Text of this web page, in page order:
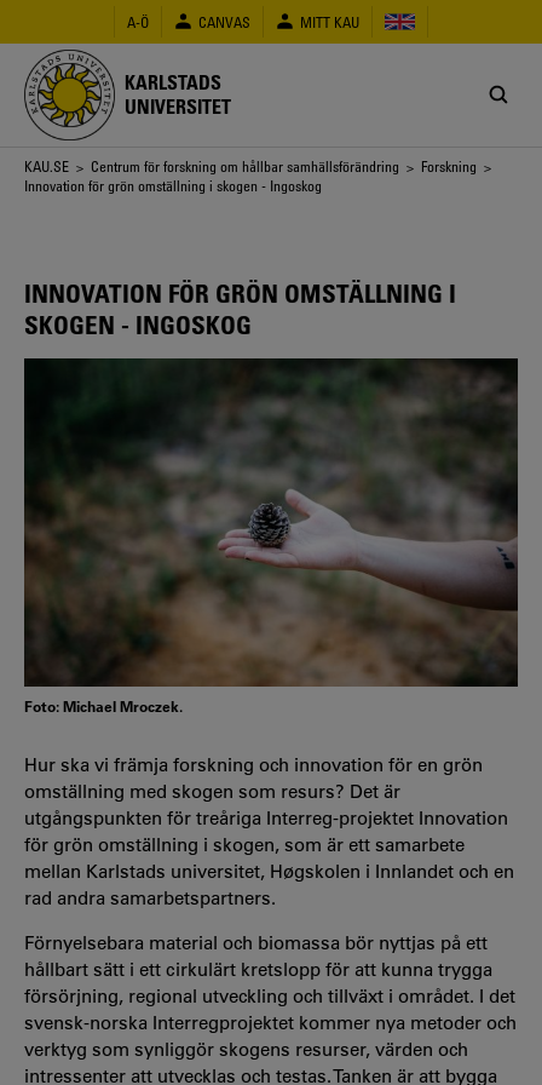
huvudinnehåll
A-Ö CANVAS MITT KAU
KARLSTADS
UNIVERSITET
Länkstig
KAU.SE > Centrum för forskning om hållbar samhällsförändring > Forskning >
Innovation för grön omställning i skogen - Ingoskog
INNOVATION FÖR GRÖN OMSTÄLLNING I
SKOGEN - INGOSKOG
Foto: Michael Mroczek.
Hur ska vi främja forskning och innovation för en grön
omställning med skogen som resurs? Det är
utgångspunkten för treåriga Interreg-projektet Innovation
för grön omställning i skogen, som är ett samarbete
mellan Karlstads universitet, Høgskolen i Innlandet och en
rad andra samarbetspartners.
Förnyelsebara material och biomassa bör nyttjas på ett
hållbart sätt i ett cirkulärt kretslopp för att kunna trygga
försörjning, regional utveckling och tillväxt i området. I det
svensk-norska Interregprojektet kommer nya metoder och
verktyg som synliggör skogens resurser, värden och
intressenter att utvecklas och testas. Tanken är att bygga